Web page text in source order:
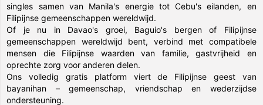
singles samen van Manila's energie tot Cebu's eilanden, en
Filipijnse gemeenschappen wereldwijd.
Of je nu in Davao's groei, Baguio's bergen of Filipijnse
gemeenschappen wereldwijd bent, verbind met compatibele
mensen die Filipijnse waarden van familie, gastvrijheid en
oprechte zorg voor anderen delen.
Ons volledig gratis platform viert de Filipijnse geest van
bayanihan – gemeenschap, vriendschap en wederzijdse
ondersteuning.